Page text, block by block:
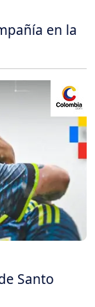
en la
Santo